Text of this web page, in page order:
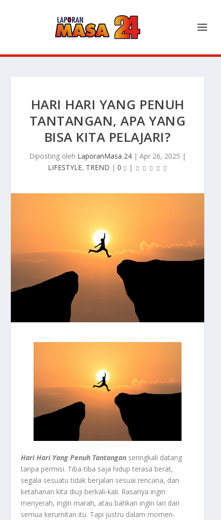
HARI HARI YANG PENUH
TANTANGAN, APA YANG
BISA KITA PELAJARI?
Diposting oleh LaporanMasa 24 | Apr 26, 2025 |
LIFESTYLE, TREND | 0 |
Hari Hari Yang Penuh Tantangan seringkali datang
tanpa permisi. Tiba-tiba saja hidup terasa berat,
segala sesuatu tidak berjalan sesuai rencana, dan
ketahanan kita diuji berkali-kali. Rasanya ingin
menyerah, ingin marah, atau bahkan ingin lari dari
semua kerumitan itu. Tapi justru dalam momen-